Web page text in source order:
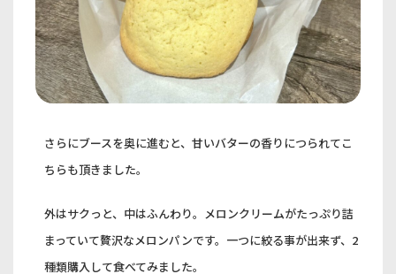
さらにブースを奥に進むと、甘いバターの香りにつられてこ
ちらも頂きました。
外はサクっと、中はふんわり。メロンクリームがたっぷり詰
まっていて贅沢なメロンパンです。一つに絞る事が出来ず、2
種類購入して食べてみました。